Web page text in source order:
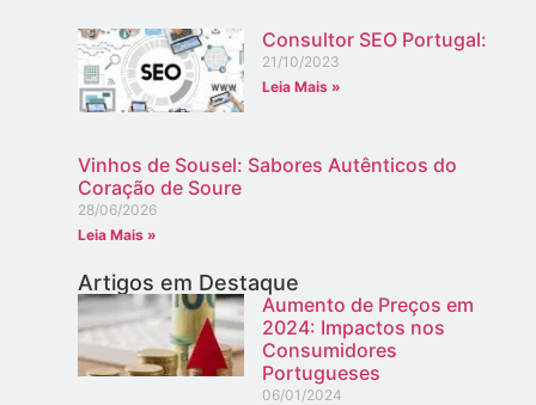
Consultor SEO Portugal:
21/10/2023
Leia Mais »
Vinhos de Sousel: Sabores Autênticos do
Coração de Soure
28/06/2026
Leia Mais »
Artigos em Destaque
Aumento de Preços em
2024: Impactos nos
Consumidores
Portugueses
06/01/2024